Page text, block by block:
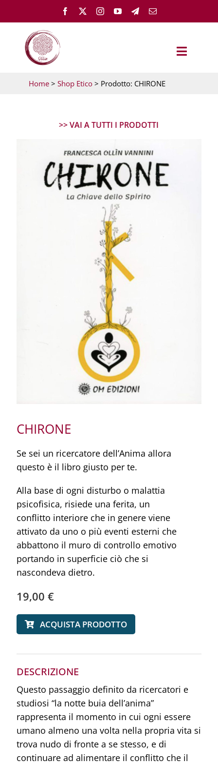
al
contenuto
Toggle
OLLÌN
GUARIGIONE EMOTIVA
MEMH ACADEMY
FEMMINILE ESSENZIALE
RISORSE GRATUITE
SHOP
IL MIO ACCOUNT
CARRELLO
Home >Shop Etico > Prodotto: CHIRONE
>> VAI A TUTTI I PRODOTTI
CHIRONE
Se sei un ricercatore dell’Anima allora
questo è il libro giusto per te.
Alla base di ogni disturbo o malattia
psicofisica, risiede una ferita, un
conflitto interiore che in genere viene
attivato da uno o più eventi esterni che
abbattono il muro di controllo emotivo
portando in superficie ciò che si
nascondeva dietro.
19,00 €
ACQUISTA PRODOTTO
DESCRIZIONE
Questo passaggio definito da ricercatori e
studiosi “la notte buia dell’anima”
rappresenta il momento in cui ogni essere
umano almeno una volta nella propria vita si
trova nudo di fronte a se stesso, e di
continuare ad alimentare il conflitto che il